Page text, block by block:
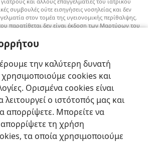
την καλύτερη δυνατή
cookies και
Ορισμένα cookies είναι
λειτουργεί ο ιστότοπός μας και
απορρίψετε. Μπορείτε να
τη χρήση
τα οποία χρησιμοποιούμε
συμβουλές ούτε εισηγήσεις νοσηλείας και δεν
στον τομέα της υγειονομικής περίθαλψης.
παρατίθεται δεν είναι έκδοση των Μαρτύρων του
Αποτελεί ευθύνη του κάθε επαγγελματία στον
να είναι ενήμερος για τυχόν νέες
με την ιατρική του κατάσταση, τις
και τις πεποιθήσεις του. Δεν είναι όλες οι μέθοδοι
ή αποδεκτές από όλους τους ασθενείς.
τη συμβουλή του γιατρού σας ή κάποιου άλλου
υγειονομικής περίθαλψης όσον αφορά τις
Απευθυνθείτε σε κάποιον γιατρό αν νιώθετε
διέπεται από όρους χρήσης .